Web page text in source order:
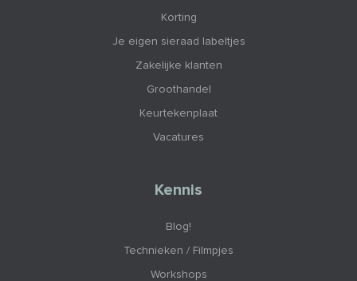
Korting
Je eigen sieraad labeltjes
Zakelijke klanten
Groothandel
Keurtekenplaat
Vacatures
Kennis
Blog!
Technieken / Filmpjes
Workshops